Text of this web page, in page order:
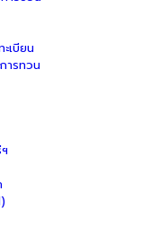
เบียน
ารทวน